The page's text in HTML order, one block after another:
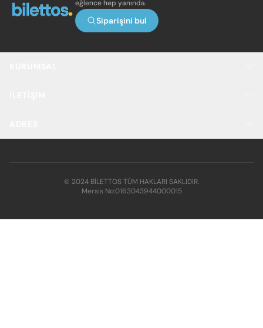
eğlence hep yanında.
Siparişini bul
© 2024 BİLETTOS TÜM HAKLARI SAKLIDIR.
Mersis No:0163043944000015